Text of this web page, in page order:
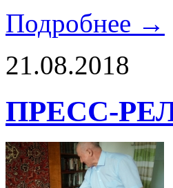
Подробнее →
21.08.2018
ПРЕСС-